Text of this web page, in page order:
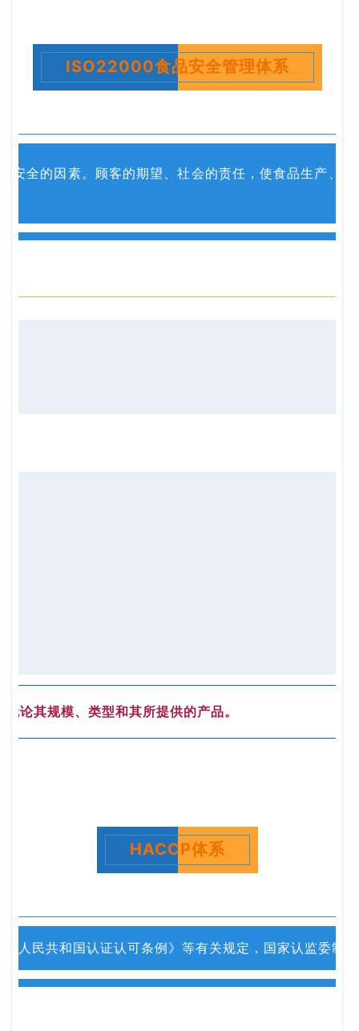
ISO22000食品安全管理体系
全的因素。顾客的期望、社会的责任，使食品生产
论其规模、类型和其所提供的产品。
HACCP体系
民共和国认证认可条例》等有关规定，国家认监